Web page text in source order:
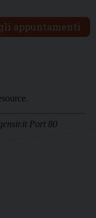
appuntamenti